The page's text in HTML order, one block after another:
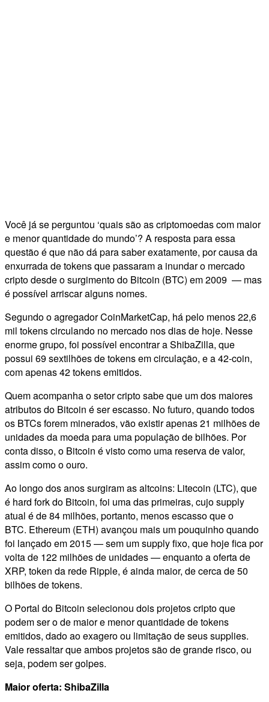
Você já se perguntou ‘quais são as criptomoedas com maior
e menor quantidade do mundo’? A resposta para essa
questão é que não dá para saber exatamente, por causa da
enxurrada de tokens que passaram a inundar o mercado
cripto desde o surgimento do Bitcoin (BTC) em 2009 — mas
é possível arriscar alguns nomes.
Segundo o agregador CoinMarketCap, há pelo menos 22,6
mil tokens circulando no mercado nos dias de hoje. Nesse
enorme grupo, foi possível encontrar a ShibaZilla, que
possui 69 sextilhões de tokens em circulação, e a 42-coin,
com apenas 42 tokens emitidos.
Quem acompanha o setor cripto sabe que um dos maiores
atributos do Bitcoin é ser escasso. No futuro, quando todos
os BTCs forem minerados, vão existir apenas 21 milhões de
unidades da moeda para uma população de bilhões. Por
conta disso, o Bitcoin é visto como uma reserva de valor,
assim como o ouro.
Ao longo dos anos surgiram as altcoins: Litecoin (LTC), que
é hard fork do Bitcoin, foi uma das primeiras, cujo supply
atual é de 84 milhões, portanto, menos escasso que o
BTC. Ethereum (ETH) avançou mais um pouquinho quando
foi lançado em 2015 — sem um supply fixo, que hoje fica por
volta de 122 milhões de unidades — enquanto a oferta de
XRP, token da rede Ripple, é ainda maior, de cerca de 50
bilhões de tokens.
O Portal do Bitcoin selecionou dois projetos cripto que
podem ser o de maior e menor quantidade de tokens
emitidos, dado ao exagero ou limitação de seus supplies.
Vale ressaltar que ambos projetos são de grande risco, ou
seja, podem ser golpes.
Maior oferta: ShibaZilla